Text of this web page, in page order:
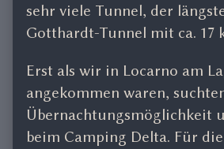
sehr viele Tunnel, der
Gotthardt-Tunnel mit ca. 17
Erst als wir in Locarno am
angekommen waren,
Übernachtungsmöglichkeit
beim Camping Delta. Für